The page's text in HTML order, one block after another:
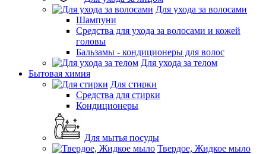
Для ухода за волосами
Шампуни
Средства для ухода за волосами и кожей
головы
Бальзамы - кондиционеры для волос
Для ухода за телом
Бытовая химия
Для стирки
Средства для стирки
Кондиционеры
Для мытья посуды
Твердое, Жидкое мыло